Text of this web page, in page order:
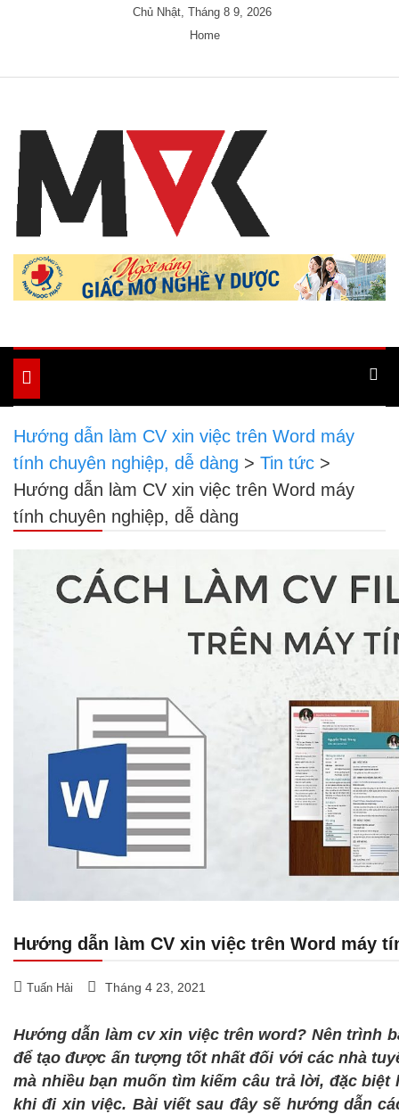
Chủ Nhật, Tháng 8 9, 2026
Home
Ample Magazine
Just another My Blog site
Toggle
navigation
Hướng dẫn làm CV xin việc trên Word máy
tính chuyên nghiệp, dễ dàng > Tin tức >
Hướng dẫn làm CV xin việc trên Word máy
tính chuyên nghiệp, dễ dàng
Hướng dẫn làm CV xin việc trên Word máy
Tuấn Hải Tháng 4 23, 2021
Hướng dẫn làm cv xin việc trên word? Nên trình
để tạo được ấn tượng tốt nhất đối với các nhà
mà nhiều bạn muốn tìm kiếm câu trả lời, đặc
khi đi xin việc. Bài viết sau đây sẽ hướng dẫn